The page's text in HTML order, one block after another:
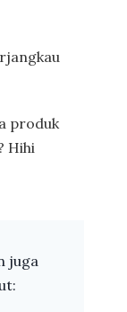
produk
Hihi
juga